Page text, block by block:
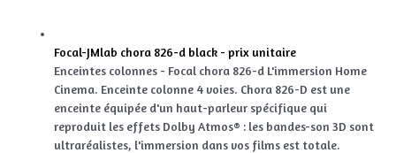
Focal-JMlab chora 826-d black - prix unitaire
Enceintes colonnes - Focal chora 826-d L'immersion Home
Cinema. Enceinte colonne 4 voies. Chora 826-D est une
enceinte équipée d'un haut-parleur spécifique qui
reproduit les effets Dolby Atmos® : les bandes-son 3D sont
ultraréalistes, l'immersion dans vos films est totale.